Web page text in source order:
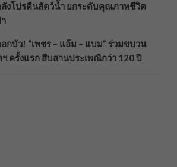
งโปรตีนสัตว์น้ำ ยกระดับคุณภาพชีวิต
กบัว! “เพชร – แอ้ม – แบม” ร่วมขบวน
ครั้งแรก สืบสานประเพณีกว่า 120 ปี